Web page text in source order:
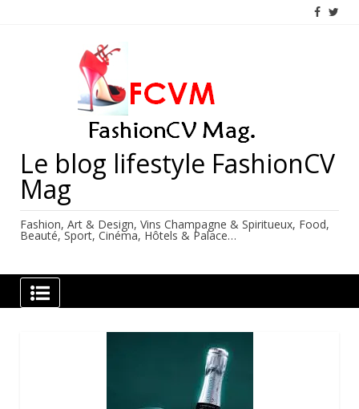
Le blog lifestyle FashionCV
Mag
Fashion, Art & Design, Vins Champagne & Spiritueux, Food,
Beauté, Sport, Cinéma, Hôtels & Palace…